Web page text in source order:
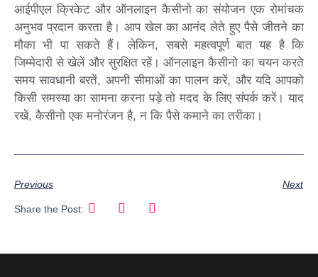
आईपीएल क्रिकेट और ऑनलाइन कैसीनो का संयोजन एक रोमांचक
अनुभव प्रदान करता है। आप खेल का आनंद लेते हुए पैसे जीतने का
मौका भी पा सकते हैं। लेकिन, सबसे महत्वपूर्ण बात यह है कि
जिम्मेदारी से खेलें और सुरक्षित रहें। ऑनलाइन कैसीनो का चयन करते
समय सावधानी बरतें, अपनी सीमाओं का पालन करें, और यदि आपको
किसी समस्या का सामना करना पड़े तो मदद के लिए संपर्क करें। याद
रखें, कैसीनो एक मनोरंजन है, न कि पैसे कमाने का तरीका।
Previous Next
Share the Post: